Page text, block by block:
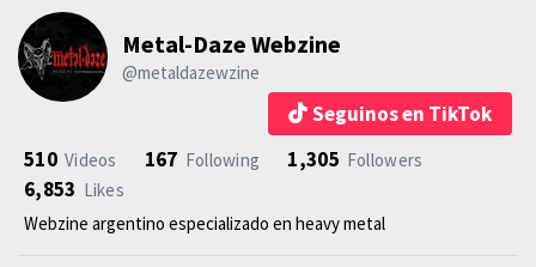
Metal-Daze Webzine
@metaldazewzine
Seguinos en TikTok
510 Videos 167 Following 1,305 Followers
6,853 Likes
Webzine argentino especializado en heavy metal